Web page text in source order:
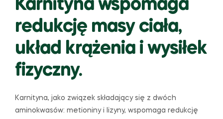
Karnityna wspomaga
redukcję masy ciała,
układ krążenia i wysiłek
fizyczny.
Karnityna, jako związek składający się z dwóch
aminokwasów: metioniny i lizyny, wspomaga redukcję